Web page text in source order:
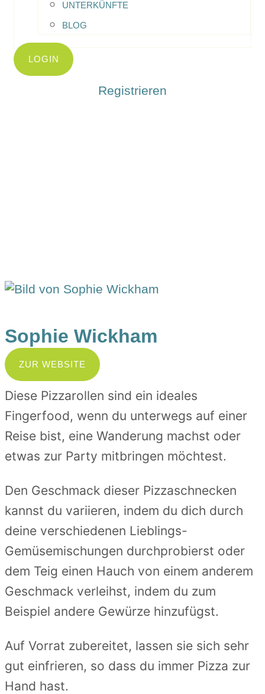
UNTERKÜNFTE
BLOG
LOGIN
Registrieren
Sophie Wickham
ZUR WEBSITE
Diese Pizzarollen sind ein ideales
Fingerfood, wenn du unterwegs auf einer
Reise bist, eine Wanderung machst oder
etwas zur Party mitbringen möchtest.
Den Geschmack dieser Pizzaschnecken
kannst du variieren, indem du dich durch
deine verschiedenen Lieblings-
Gemüsemischungen durchprobierst oder
dem Teig einen Hauch von einem anderem
Geschmack verleihst, indem du zum
Beispiel andere Gewürze hinzufügst.
Auf Vorrat zubereitet, lassen sie sich sehr
gut einfrieren, so dass du immer Pizza zur
Hand hast.